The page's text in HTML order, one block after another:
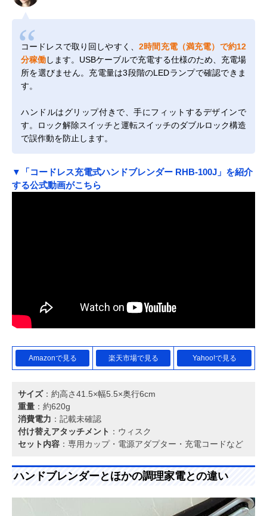
コードレスで取り回しやすく、2時間充電（満充電）で約12
分稼働します。USBケーブルで充電する仕様のため、充電場
所を選びません。充電量は3段階のLEDランプで確認できま
す。
ハンドルはグリップ付きで、手にフィットするデザインで
す。ロック解除スイッチと運転スイッチのダブルロック構造
で誤作動を防止します。
▼「コードレス充電式ハンドブレンダー RHB-100J」を紹介
する公式動画がこちら
Amazonで見る 楽天市場で見る Yahoo!で見る
サイズ：約高さ41.5×幅5.5×奥行6cm
重量 ：約620g
消費電力 ：記載未確認
付け替えアタッチメント ：ウィスク
セット内容 ：専用カップ・電源アダプター・充電コードなど
ハンドブレンダーとほかの調理家電との違い